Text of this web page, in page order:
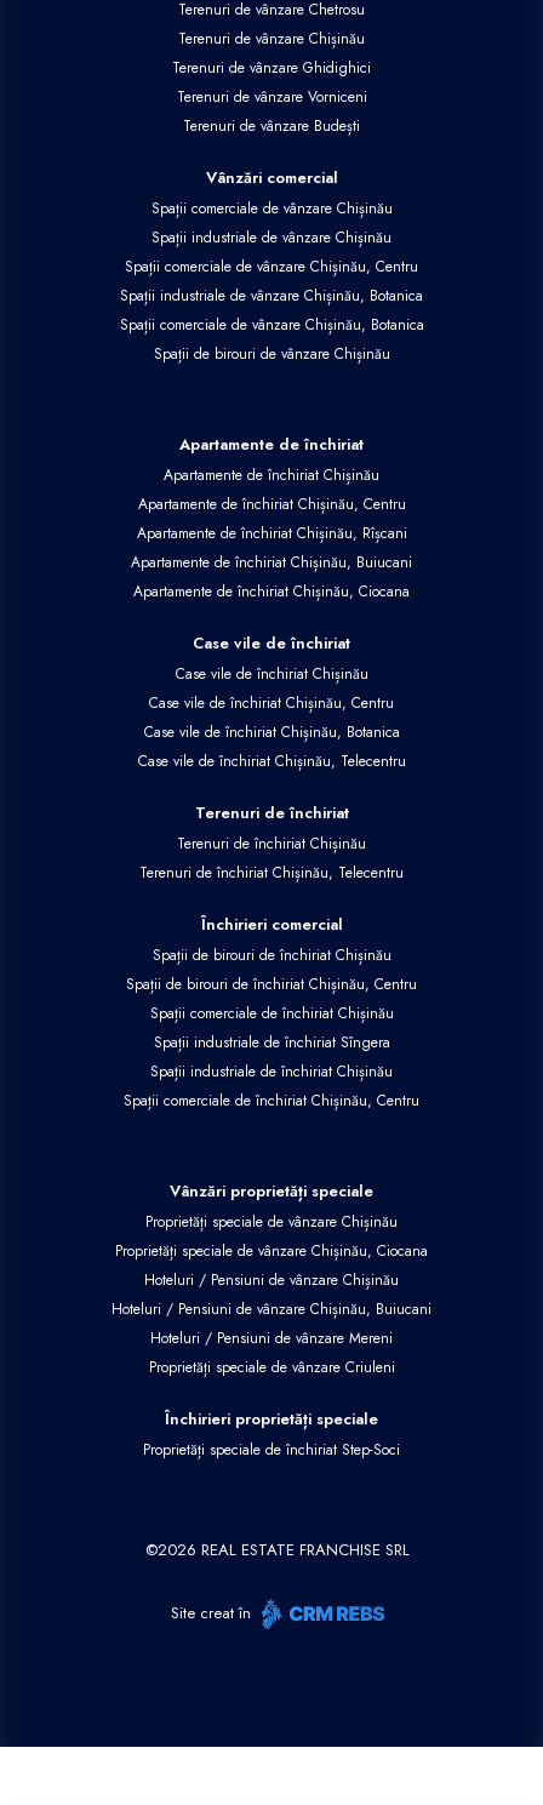
Terenuri de vânzare Chetrosu
Terenuri de vânzare Chișinău
Terenuri de vânzare Ghidighici
Terenuri de vânzare Vorniceni
Terenuri de vânzare Budești
Vânzări comercial
Spații comerciale de vânzare Chișinău
Spații industriale de vânzare Chișinău
Spații comerciale de vânzare Chișinău, Centru
Spații industriale de vânzare Chișinău, Botanica
Spații comerciale de vânzare Chișinău, Botanica
Spații de birouri de vânzare Chișinău
Apartamente de închiriat
Apartamente de închiriat Chișinău
Apartamente de închiriat Chișinău, Centru
Apartamente de închiriat Chișinău, Rîșcani
Apartamente de închiriat Chișinău, Buiucani
Apartamente de închiriat Chișinău, Ciocana
Case vile de închiriat
Case vile de închiriat Chișinău
Case vile de închiriat Chișinău, Centru
Case vile de închiriat Chișinău, Botanica
Case vile de închiriat Chișinău, Telecentru
Terenuri de închiriat
Terenuri de închiriat Chișinău
Terenuri de închiriat Chișinău, Telecentru
Închirieri comercial
Spații de birouri de închiriat Chișinău
Spații de birouri de închiriat Chișinău, Centru
Spații comerciale de închiriat Chișinău
Spații industriale de închiriat Sîngera
Spații industriale de închiriat Chișinău
Spații comerciale de închiriat Chișinău, Centru
Vânzări proprietăți speciale
Proprietăți speciale de vânzare Chișinău
Proprietăți speciale de vânzare Chișinău, Ciocana
Hoteluri / Pensiuni de vânzare Chișinău
Hoteluri / Pensiuni de vânzare Chișinău, Buiucani
Hoteluri / Pensiuni de vânzare Mereni
Proprietăți speciale de vânzare Criuleni
Închirieri proprietăți speciale
Proprietăți speciale de închiriat Step-Soci
©2026 REAL ESTATE FRANCHISE SRL
Site creat în